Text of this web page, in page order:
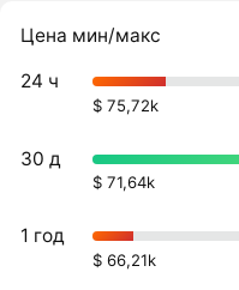
Цена мин/макс
24 ч
$ 75,72k
30 д
$ 71,64k
1 год
$ 66,21k